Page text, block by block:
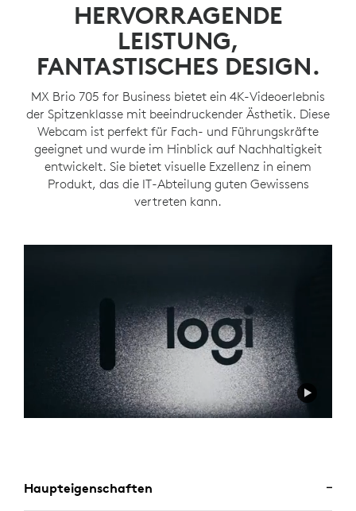
HERVORRAGENDE
LEISTUNG,
FANTASTISCHES DESIGN.
MX Brio 705 for Business bietet ein 4K-Videoerlebnis
der Spitzenklasse mit beeindruckender Ästhetik. Diese
Webcam ist perfekt für Fach- und Führungskräfte
geeignet und wurde im Hinblick auf Nachhaltigkeit
entwickelt. Sie bietet visuelle Exzellenz in einem
Produkt, das die IT-Abteilung guten Gewissens
vertreten kann.
Haupteigenschaften